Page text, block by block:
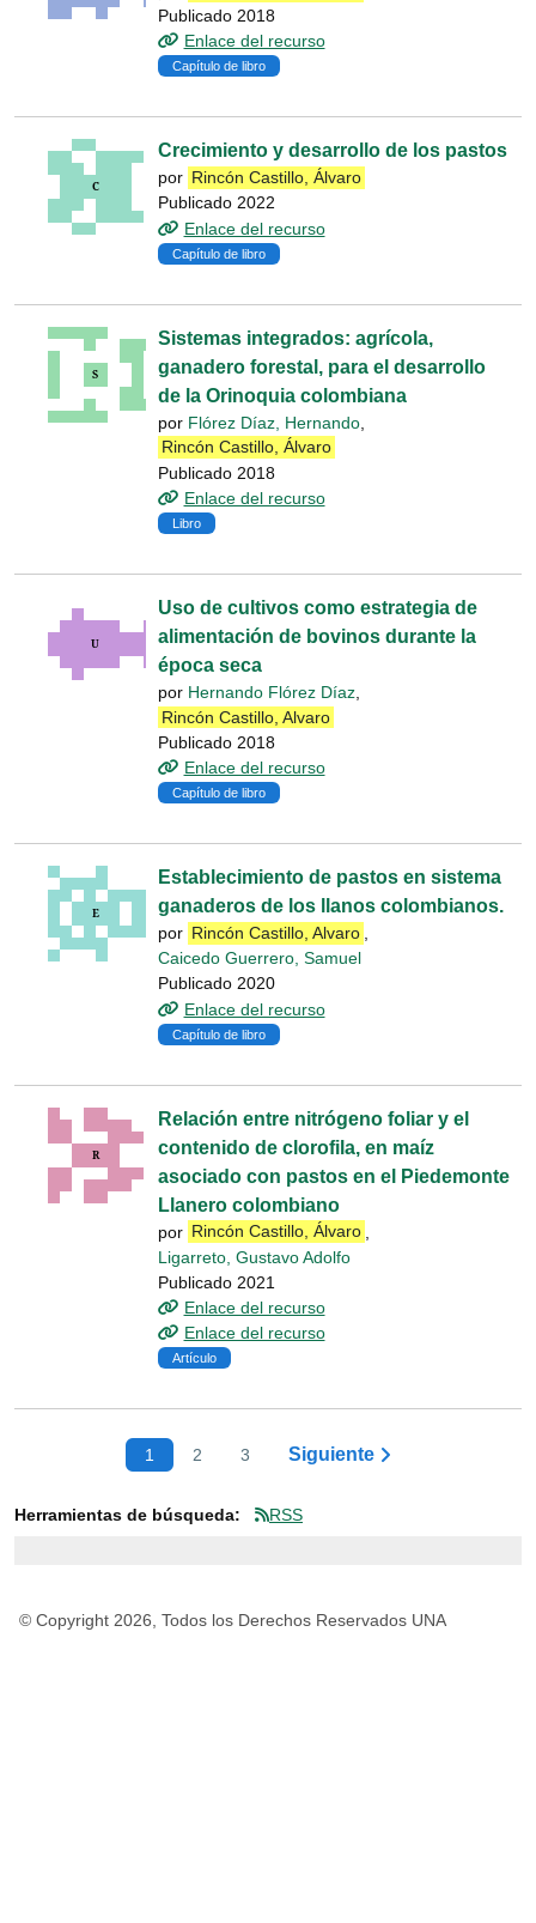
Publicado 2018
Enlace del recurso
Capítulo de libro
Crecimiento y desarrollo de los pastos
por Rincón Castillo, Álvaro
Publicado 2022
Enlace del recurso
Capítulo de libro
Sistemas integrados: agrícola,
ganadero forestal, para el desarrollo
de la Orinoquia colombiana
por Flórez Díaz, Hernando
Rincón Castillo, Álvaro
Publicado 2018
Enlace del recurso
Libro
Uso de cultivos como estrategia de
alimentación de bovinos durante la
época seca
por Hernando Flórez Díaz
Rincón Castillo, Alvaro
Publicado 2018
Enlace del recurso
Capítulo de libro
Establecimiento de pastos en sistema
ganaderos de los llanos colombianos.
por Rincón Castillo, Alvaro ,
Caicedo Guerrero, Samuel
Publicado 2020
Enlace del recurso
Capítulo de libro
Relación entre nitrógeno foliar y el
contenido de clorofila, en maíz
asociado con pastos en el Piedemonte
Llanero colombiano
por Rincón Castillo, Álvaro
Ligarreto, Gustavo Adolfo
Publicado 2021
Enlace del recurso
Enlace del recurso
Artículo
1 2 3 Siguiente
Herramientas de búsqueda: RSS
© Copyright 2026, Todos los Derechos Reservados UNA